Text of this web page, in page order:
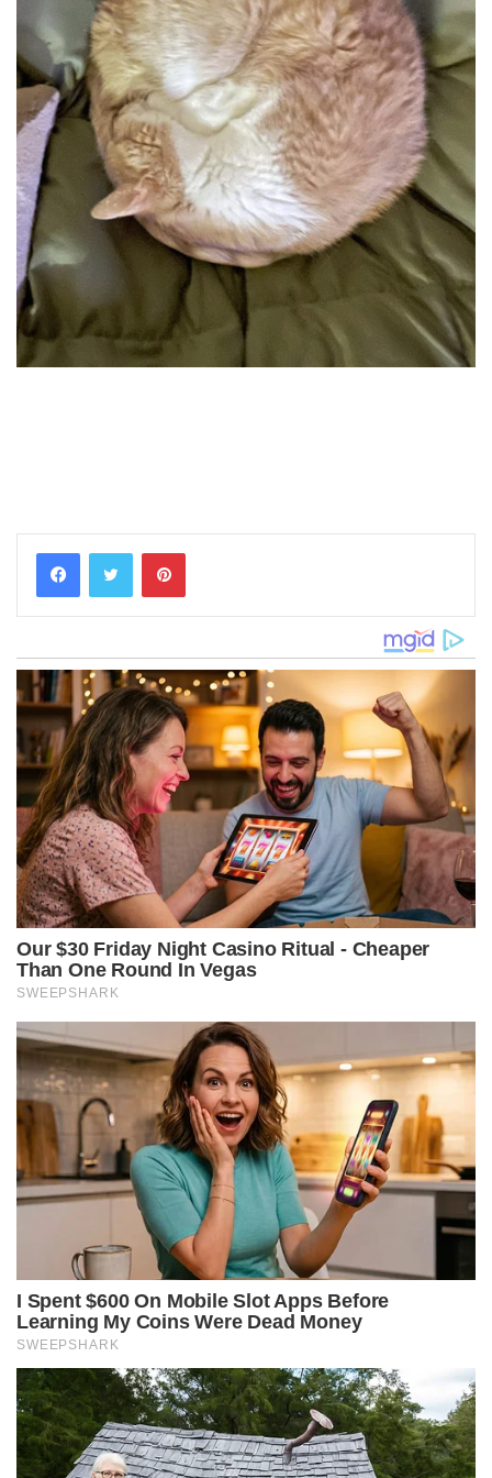
Pinterest